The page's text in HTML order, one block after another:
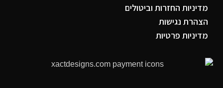
מדיניות החזרות וביטולים
הצהרת נגישות
מדיניות פרטיות